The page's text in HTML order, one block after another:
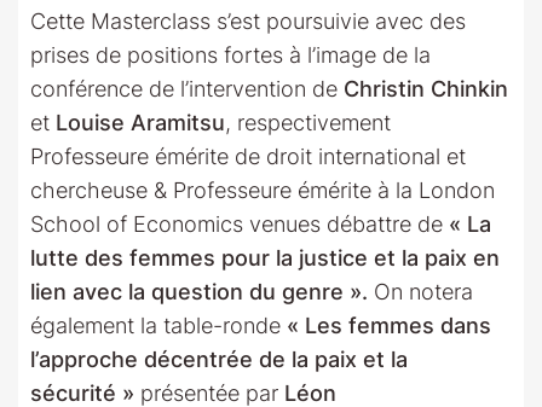
Cette Masterclass s’est poursuivie avec des
prises de positions fortes à l’image de la
conférence de l’intervention de Christin Chinkin
et Louise Aramitsu, respectivement
Professeure émérite de droit international et
chercheuse & Professeure émérite à la London
School of Economics venues débattre de « La
lutte des femmes pour la justice et la paix en
lien avec la question du genre ». On notera
également la table-ronde « Les femmes dans
l’approche décentrée de la paix et la
sécurité » présentée par Léon